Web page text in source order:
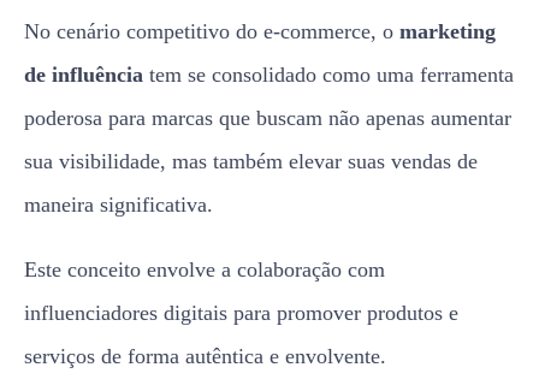
No cenário competitivo do e-commerce, o marketing
de influência tem se consolidado como uma ferramenta
poderosa para marcas que buscam não apenas aumentar
sua visibilidade, mas também elevar suas vendas de
maneira significativa.
Este conceito envolve a colaboração com
influenciadores digitais para promover produtos e
serviços de forma autêntica e envolvente.